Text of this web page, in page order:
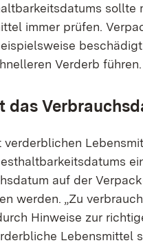
sollte
immer prüfen.
Verderb führen.
das
verderblichen
auf der
werden. „Zu
Hinweise zur
Lebensmittel